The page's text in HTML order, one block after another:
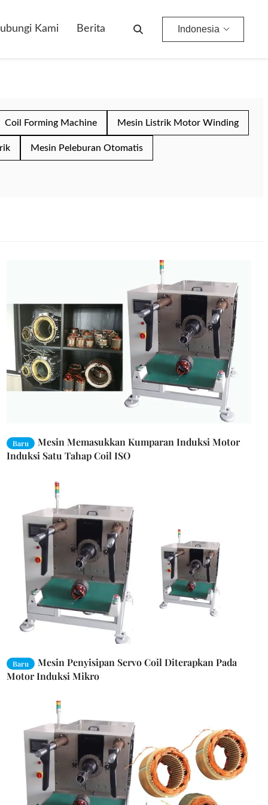
Kami Berita Indonesia
Coil Forming Machine Mesin Listrik Motor Winding
Mesin Peleburan Otomatis
Baru
Mesin Memasukkan Kumparan Induksi Motor
Induksi Satu Tahap Coil ISO
Baru
Mesin Penyisipan Servo Coil Diterapkan Pada
Motor Induksi Mikro